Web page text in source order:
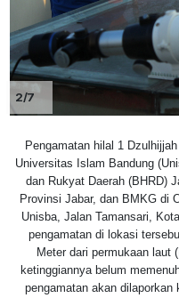
2/7
Pengamatan hilal 1
Universitas Islam Bandung
dan Rukyat Daerah (BHRD)
Provinsi Jabar, dan BMKG di
Unisba, Jalan Tamansari,
pengamatan di lokasi
Meter dari permukaan laut
ketinggiannya belum
pengamatan akan dilaporkan